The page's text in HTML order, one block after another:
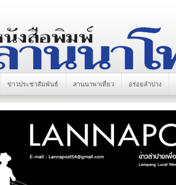
ข่าวประชาสัมพันธ์ ลานนาพาเที่ยว อร่อยลำปาง